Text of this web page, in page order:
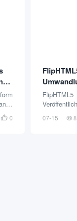
abdecken.
 0
Word
07-15